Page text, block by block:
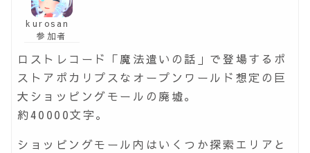
kurosan
参加者
ロストレコード「魔法遣いの話」で登場するポ
ストアポカリプスなオープンワールド想定の巨
大ショッピングモールの廃墟。
約40000文字。
ショッピングモール内はいくつか探索エリアと